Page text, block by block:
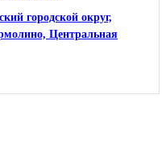
городской округ,
Центральная